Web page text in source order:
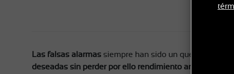
Las falsas alarmas siempre han sido un quebradero
deseadas sin perder por ello rendimiento ante las